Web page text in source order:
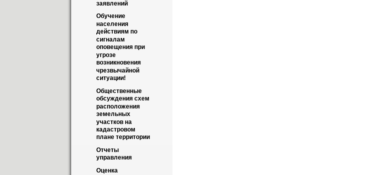
заявлений
Обучение
населения
действиям по
сигналам
оповещения при
угрозе
возникновения
чрезвычайной
ситуации!
Общественные
обсуждения схем
расположения
земельных
участков на
кадастровом
плане территории
Отчеты
управления
Оценка